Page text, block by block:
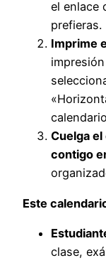
el enlace
prefieras.
Imprime
Cuelga
contigo
Este
clase,